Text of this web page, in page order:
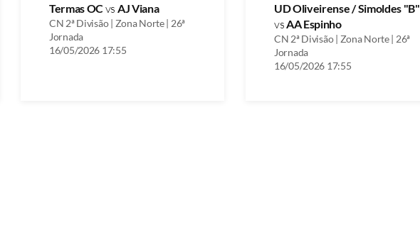
Termas OCvs AJ Viana
CN 2ª Divisão | Zona Norte | 26ª
Jornada
16/05/2026 17:55
UD Oliveirense / Simoldes "B"
vsAA Espinho
CN 2ª Divisão | Zona Norte | 26ª
Jornada
16/05/2026 17:55